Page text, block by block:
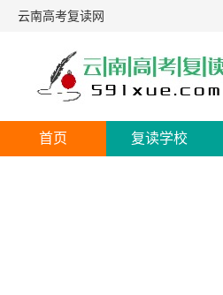
云南高考复读网
首页 复读学校